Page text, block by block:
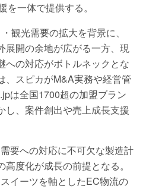
一体で提供する。
観光需要の拡大を背景に、
展開の余地が広がる一方、現
への対応がボトルネックとな
、スピカがM&A実務や経営管
は全国1700超の加盟ブラン
し、案件創出や売上成長支援
要への対応に不可欠な製造計
度化が成長の前提となる。
イーツを軸としたEC物流の